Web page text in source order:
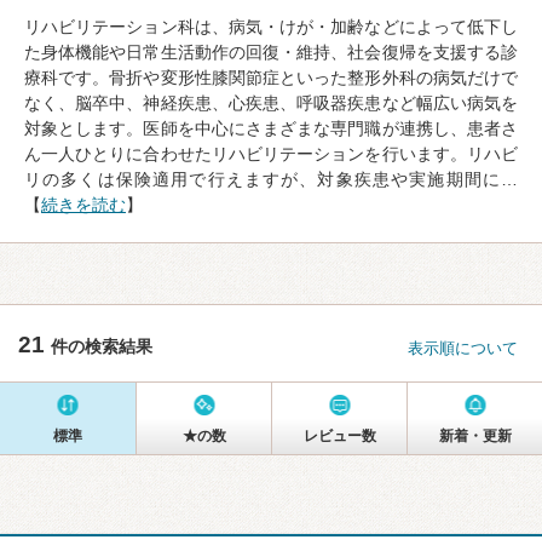
リハビリテーション科は、病気・けが・加齢などによって低下し
た身体機能や日常生活動作の回復・維持、社会復帰を支援する診
療科です。骨折や変形性膝関節症といった整形外科の病気だけで
なく、脳卒中、神経疾患、心疾患、呼吸器疾患など幅広い病気を
対象とします。医師を中心にさまざまな専門職が連携し、患者さ
ん一人ひとりに合わせたリハビリテーションを行います。リハビ
リの多くは保険適用で行えますが、対象疾患や実施期間に…
【続きを読む】
21 件の検索結果 表示順について
標準 ★の数 レビュー数 新着・更新